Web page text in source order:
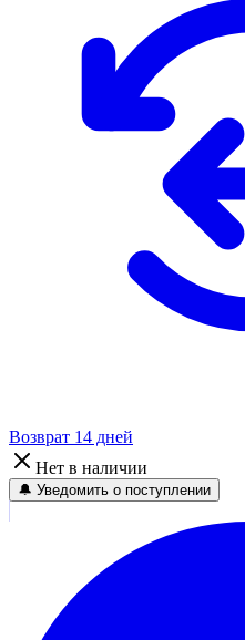
Возврат 14 дней
Нет в наличии
🔔 Уведомить о поступлении